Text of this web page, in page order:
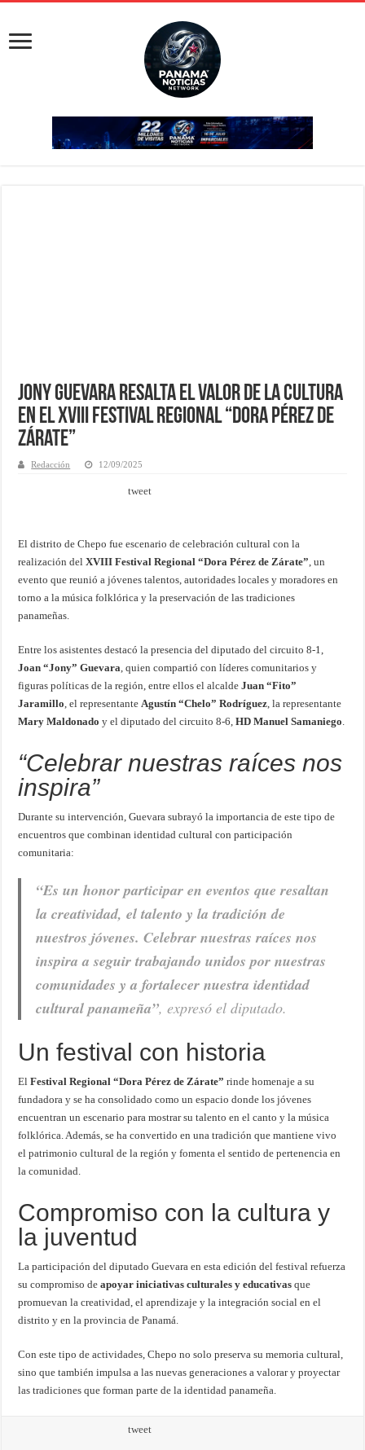
Jony Guevara resalta el valor de la cultura
en el XVIII Festival Regional “Dora Pérez de
Zárate”
Redacción 12/09/2025
tweet
El distrito de Chepo fue escenario de celebración cultural con la
realización delXVIII Festival Regional “Dora Pérez de Zárate”, un
evento que reunió a jóvenes talentos, autoridades locales y moradores en
torno a la música folklórica y la preservación de las tradiciones
panameñas.
Entre los asistentes destacó la presencia del diputado del circuito 8-1,
Joan “Jony” Guevara, quien compartió con líderes comunitarios y
figuras políticas de la región, entre ellos el alcaldeJuan “Fito”
Jaramillo, el representanteAgustín “Chelo” Rodríguez, la representante
Mary Maldonado y el diputado del circuito 8-6,HD Manuel Samaniego.
“Celebrar nuestras raíces nos
inspira”
Durante su intervención, Guevara subrayó la importancia de este tipo de
encuentros que combinan identidad cultural con participación
comunitaria:
“Es un honor participar en eventos que resaltan
la creatividad, el talento y la tradición de
nuestros jóvenes. Celebrar nuestras raíces nos
inspira a seguir trabajando unidos por nuestras
comunidades y a fortalecer nuestra identidad
cultural panameña”, expresó el diputado.
Un festival con historia
ElFestival Regional “Dora Pérez de Zárate” rinde homenaje a su
fundadora y se ha consolidado como un espacio donde los jóvenes
encuentran un escenario para mostrar su talento en el canto y la música
folklórica. Además, se ha convertido en una tradición que mantiene vivo
el patrimonio cultural de la región y fomenta el sentido de pertenencia en
la comunidad.
Compromiso con la cultura y
la juventud
La participación del diputado Guevara en esta edición del festival refuerza
su compromiso deapoyar iniciativas culturales y educativas que
promuevan la creatividad, el aprendizaje y la integración social en el
distrito y en la provincia de Panamá.
Con este tipo de actividades, Chepo no solo preserva su memoria cultural,
sino que también impulsa a las nuevas generaciones a valorar y proyectar
las tradiciones que forman parte de la identidad panameña.
tweet